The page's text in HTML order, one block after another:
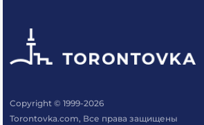
Copyright © 1999-2026
Torontovka.com, Все права защищены